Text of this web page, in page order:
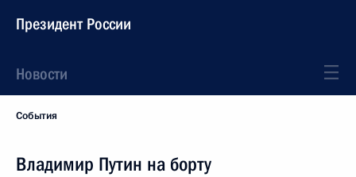
Президент России
Новости
События
Владимир Путин на борту